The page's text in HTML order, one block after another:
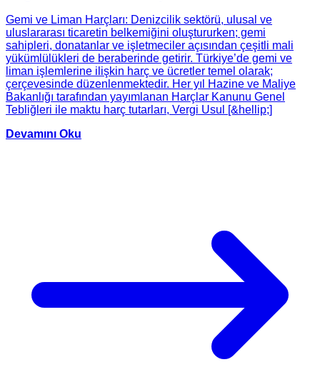
Gemi ve Liman Harçları: Denizcilik sektörü, ulusal ve
uluslararası ticaretin belkemiğini oluştururken; gemi
sahipleri, donatanlar ve işletmeciler açısından çeşitli mali
yükümlülükleri de beraberinde getirir. Türkiye’de gemi ve
liman işlemlerine ilişkin harç ve ücretler temel olarak;
çerçevesinde düzenlenmektedir. Her yıl Hazine ve Maliye
Bakanlığı tarafından yayımlanan Harçlar Kanunu Genel
Tebliğleri ile maktu harç tutarları, Vergi Usul [&hellip;]
Devamını Oku